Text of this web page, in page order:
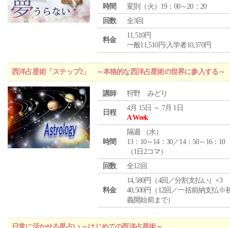
時間
変則（火）19：00～20：20
回数
全3回
料金
11,510円
一般11,510円/入学者10,370円
西洋占星術「ステップ2」 ～本格的な西洋占星術の世界に参入する～
講師 狩野 みどり
日程
4月 15日 ～ 7月 1日
A Week
時間
隔週 （水）
13：10～14：30／14：50～16：10
（1日2コマ）
回数
全12回
料金
14,580円（4回／分割支払い）×3
40,500円（12回／一括前納支払※
義開始前まで）